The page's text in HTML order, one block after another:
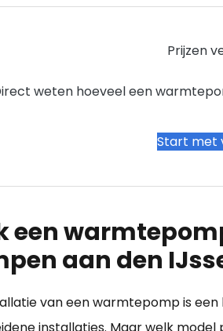
Prijzen
weten hoeveel een
Start met
een
aan den
van een warmtepomp is